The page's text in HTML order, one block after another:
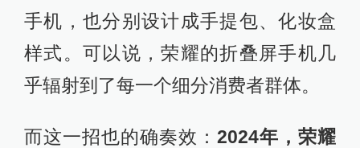
手机，也分别设计成手提包、化妆盒
样式。可以说，荣耀的折叠屏手机几
乎辐射到了每一个细分消费者群体。
而这一招也的确奏效：2024年，荣耀